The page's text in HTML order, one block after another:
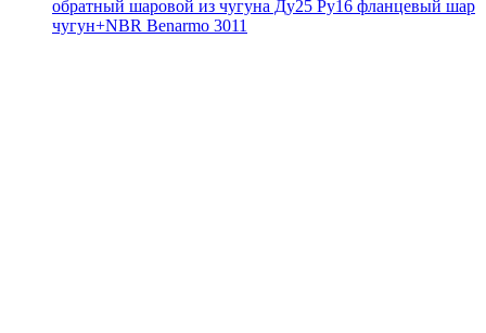
обратный шаровой из чугуна Ду25 Ру16 фланцевый шар
чугун+NBR Benarmo 3011